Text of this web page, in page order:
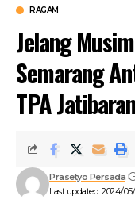
RAGAM
Jelang
Semarang
TPA
Last updated: 2024/05/
Prasetyo Persada